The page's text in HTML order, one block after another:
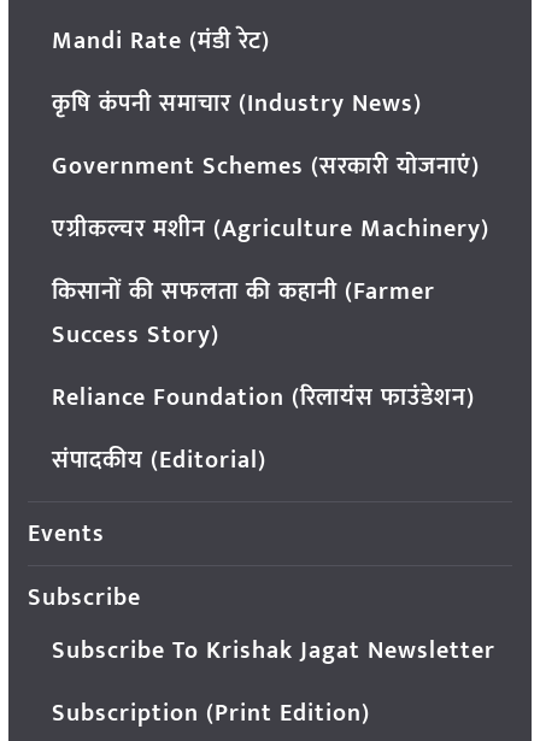
Mandi Rate (मंडी रेट)
कृषि कंपनी समाचार (Industry News)
Government Schemes (सरकारी योजनाएं)
एग्रीकल्चर मशीन (Agriculture Machinery)
किसानों की सफलता की कहानी (Farmer
Success Story)
Reliance Foundation (रिलायंस फाउंडेशन)
संपादकीय (Editorial)
Events
Subscribe
Subscribe To Krishak Jagat Newsletter
Subscription (Print Edition)